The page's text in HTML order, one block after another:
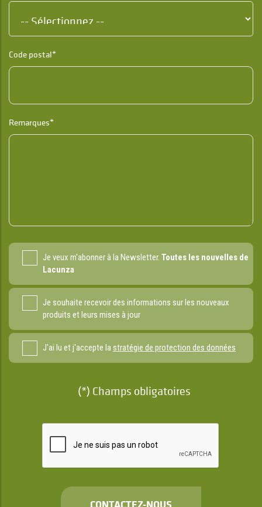
Code postal*
Remarques*
Je veux m'abonner à la Newsletter. Toutes les nouvelles de
Lacunza
Je souhaite recevoir des informations sur les nouveaux
produits et leurs mises à jour
J'ai lu et j'accepte lastratégie de protection des données
(*) Champs obligatoires